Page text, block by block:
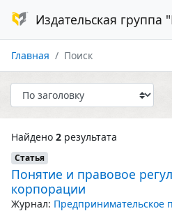
Издательская
Главная Поиск
Найдено 2 результата
Статья
Понятие и правовое
корпорации
Журнал: Предпринимательское